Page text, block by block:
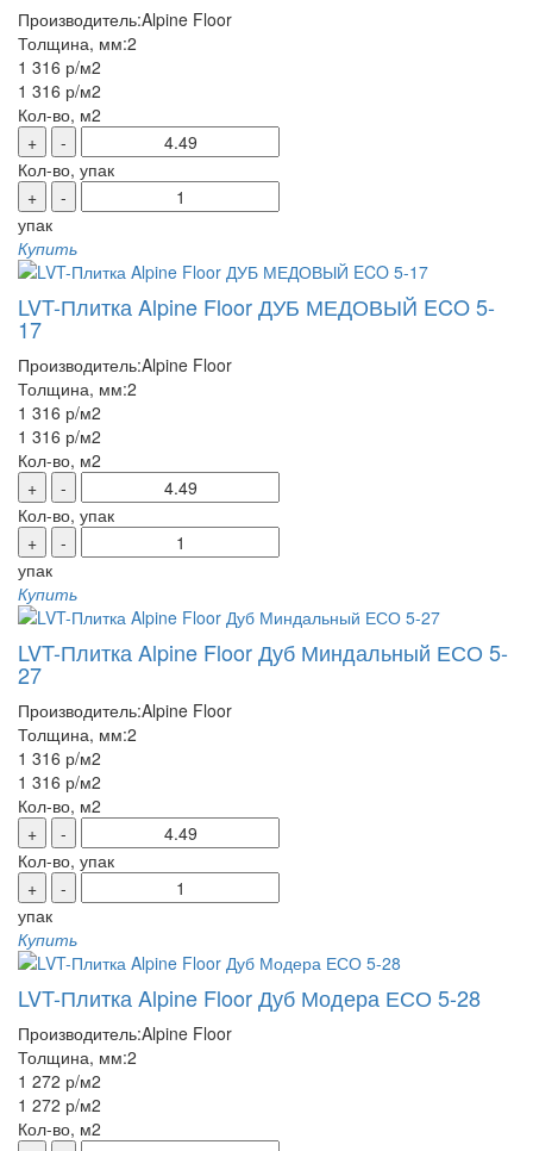
Производитель:Alpine Floor
Толщина, мм:2
1 316 р/м2
1 316 р/м2
Кол-во, м2
+
-
Кол-во, упак
+
-
упак
Купить
LVT-Плитка Alpine Floor ДУБ МЕДОВЫЙ ECO 5-
17
Производитель:Alpine Floor
Толщина, мм:2
1 316 р/м2
1 316 р/м2
Кол-во, м2
+
-
Кол-во, упак
+
-
упак
Купить
LVT-Плитка Alpine Floor Дуб Миндальный ЕСО 5-
27
Производитель:Alpine Floor
Толщина, мм:2
1 316 р/м2
1 316 р/м2
Кол-во, м2
+
-
Кол-во, упак
+
-
упак
Купить
LVT-Плитка Alpine Floor Дуб Модера ЕСО 5-28
Производитель:Alpine Floor
Толщина, мм:2
1 272 р/м2
1 272 р/м2
Кол-во, м2